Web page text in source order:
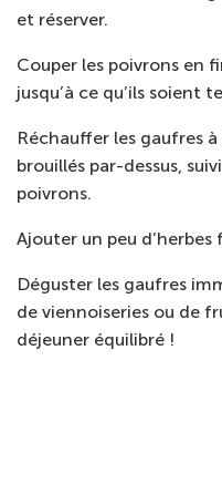
et réserver.
Couper les poivrons en
jusqu’à ce qu’ils soient
Réchauffer les gaufres
brouillés par-dessus,
poivrons.
Ajouter un peu
Déguster les gaufres
de viennoiseries ou de
déjeuner équilibré !